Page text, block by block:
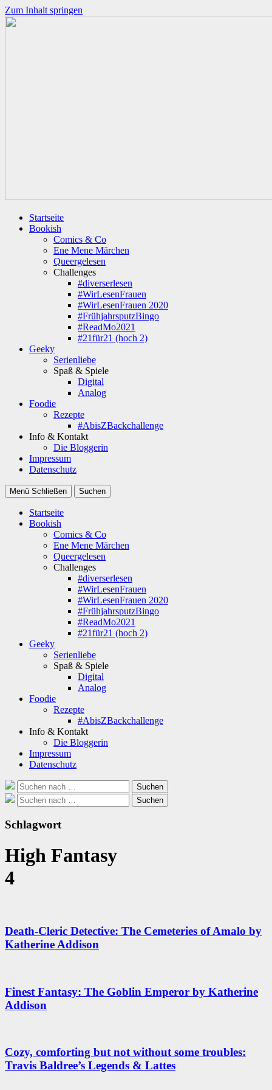
Zum Inhalt springen
Startseite
Bookish
Comics & Co
Ene Mene Märchen
Queergelesen
Challenges
#diverserlesen
#WirLesenFrauen
#WirLesenFrauen 2020
#FrühjahrsputzBingo
#ReadMo2021
#21für21 (hoch 2)
Geeky
Serienliebe
Spaß & Spiele
Digital
Analog
Foodie
Rezepte
#AbisZBackchallenge
Info & Kontakt
Die Bloggerin
Impressum
Datenschutz
Menü Schließen Suchen
Startseite
Bookish
Comics & Co
Ene Mene Märchen
Queergelesen
Challenges
#diverserlesen
#WirLesenFrauen
#WirLesenFrauen 2020
#FrühjahrsputzBingo
#ReadMo2021
#21für21 (hoch 2)
Geeky
Serienliebe
Spaß & Spiele
Digital
Analog
Foodie
Rezepte
#AbisZBackchallenge
Info & Kontakt
Die Bloggerin
Impressum
Datenschutz
Suche
nach:
Suchen
Suche
nach:
Suchen
Schlagwort
High Fantasy
4
Death-Cleric Detective: The Cemeteries of Amalo by
Katherine Addison
Finest Fantasy: The Goblin Emperor by Katherine
Addison
Cozy, comforting but not without some troubles:
Travis Baldree’s Legends & Lattes